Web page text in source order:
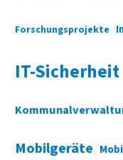
Forschungsprojekte
IT-Sicherheit
Mobilgeräte